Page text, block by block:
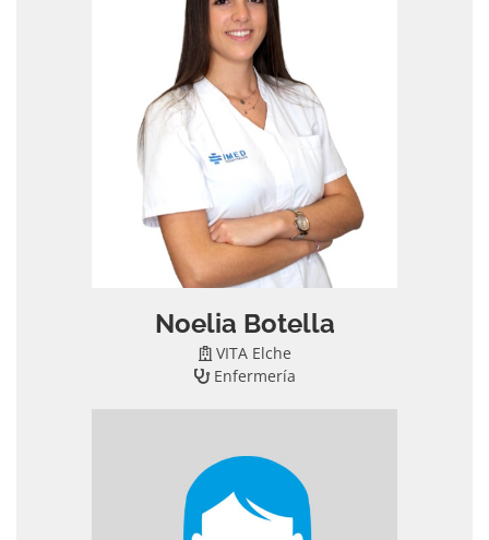
Noelia Botella
VITA Elche
Enfermería